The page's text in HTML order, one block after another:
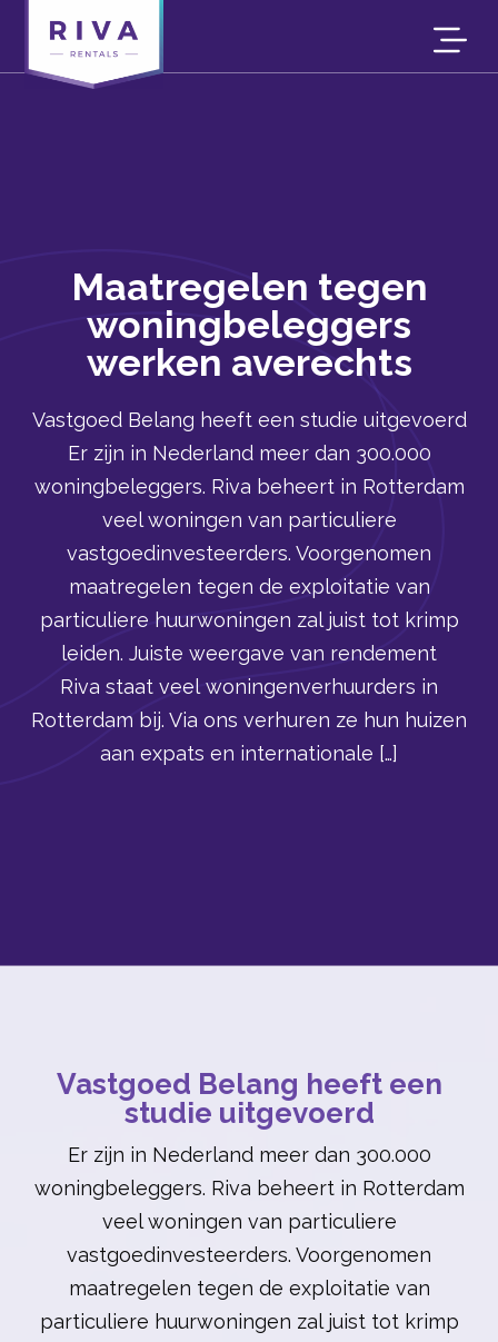
Maatregelen tegen
woningbeleggers
werken averechts
Vastgoed Belang heeft een studie uitgevoerd
Er zijn in Nederland meer dan 300.000
woningbeleggers. Riva beheert in Rotterdam
veel woningen van particuliere
vastgoedinvesteerders. Voorgenomen
maatregelen tegen de exploitatie van
particuliere huurwoningen zal juist tot krimp
leiden. Juiste weergave van rendement
Riva staat veel woningenverhuurders in
Rotterdam bij. Via ons verhuren ze hun huizen
aan expats en internationale […]
Vastgoed Belang heeft een
studie uitgevoerd
Er zijn in Nederland meer dan 300.000
woningbeleggers. Riva beheert in Rotterdam
veel woningen van particuliere
vastgoedinvesteerders. Voorgenomen
maatregelen tegen de exploitatie van
particuliere huurwoningen zal juist tot krimp